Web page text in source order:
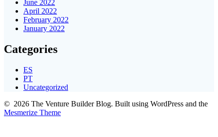
June 2022
April 2022
February 2022
January 2022
Categories
ES
PT
Uncategorized
© 2026 The Venture Builder Blog. Built using WordPress and the
Mesmerize Theme